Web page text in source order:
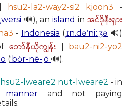
hsu2-la2-way2-si2 kjoon3 -
🔊), an island in အင်ဒိုနီးရှား
- Indonesia (ˌɪn.dəˈniː.ʒə 🔊)
ဘော်နီယိုကျွန်း
bau2-ni2-yo2
(ˈbȯr-nē-ˌō 🔊).
hsu2-lweare2 nut-lweare2 - in
manner and not paying